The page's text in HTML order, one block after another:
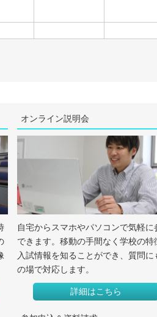
オンライン説明会
自宅からスマホやパソコンで気軽に
できます。移動の手間なく学校の特
入試情報を知ることができ、質問に
の場で対応します。
詳細はこちら